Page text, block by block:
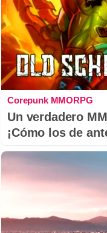
Corepunk MMORPG
Un verdadero
¡Cómo los de